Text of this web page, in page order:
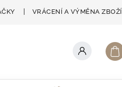
VRÁCENÍ A VÝMĚNA ZBOŽÍ